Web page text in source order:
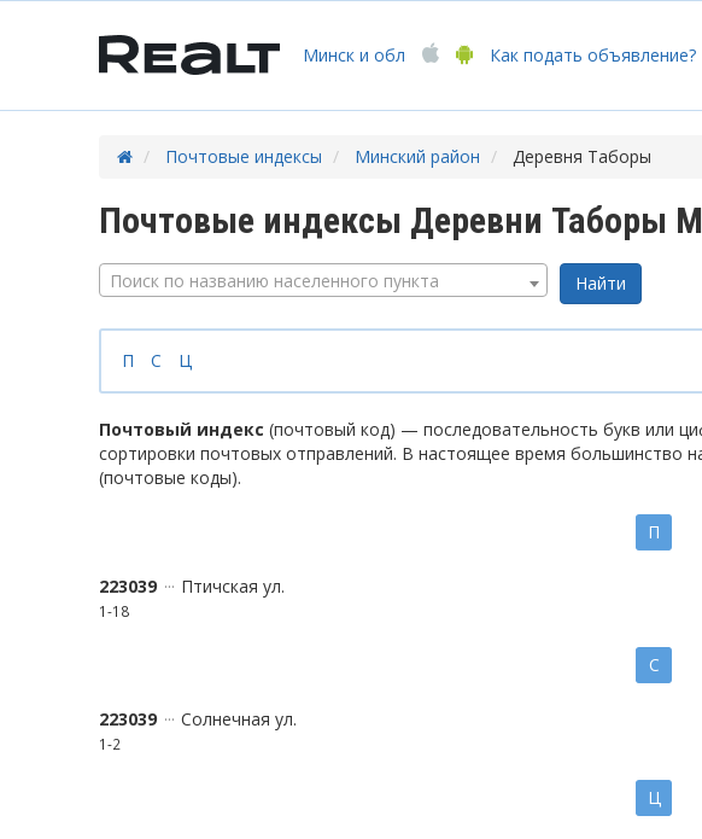
Минск и обл Как подать объявление?
Почтовые индексы Минский район Деревня Таборы
Почтовые индексы Деревни Таборы
Поиск по названию населенного пункта
П С Ц
Почтовый индекс (почтовый код) — последовательность букв или
сортировки почтовых отправлений. В настоящее время большинство
(почтовые коды).
П
223039 Птичская ул.
1-18
С
223039 Солнечная ул.
1-2
Ц